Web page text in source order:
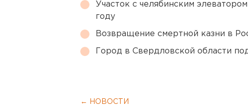
Участок с челябинским
году
Возвращение смертной казни в
Город в Свердловской области
← НОВОСТИ